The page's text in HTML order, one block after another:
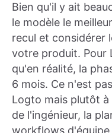
Bien qu'il y ait
le modèle le
recul et considérer
votre produit. Pour
qu'en réalité, la
6 mois. Ce n'est
Logto mais plutôt
de l'ingénieur, la
workflows